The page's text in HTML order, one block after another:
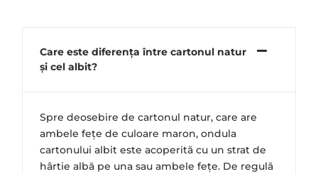
Care este diferența între cartonul natur
și cel albit?
Spre deosebire de cartonul natur, care are
ambele fețe de culoare maron, ondula
cartonului albit este acoperită cu un strat de
hârtie albă pe una sau ambele fețe. De regulă